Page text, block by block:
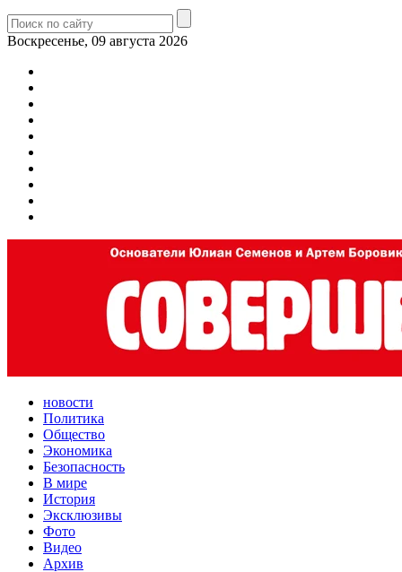
Воскресенье, 09 августа 2026
новости
Политика
Общество
Экономика
Безопасность
В мире
История
Эксклюзивы
Фото
Видео
Архив